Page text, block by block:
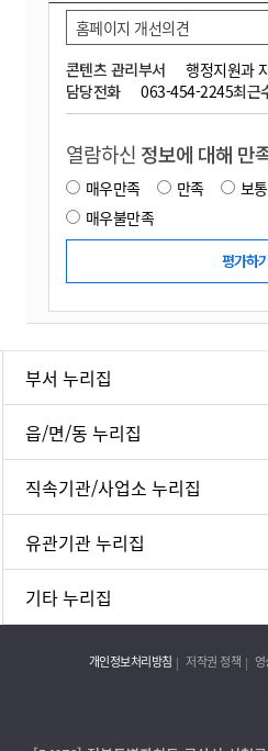
콘텐츠 관리부서
행정지원과
담당전화
063-454-2245최근
홈페이지 개선의견
열람하신 정보에 대해 만
매우만족 만족 보통
매우불만족
부서 누리집
읍/면/동 누리집
직속기관/사업소 누리집
유관기관 누리집
기타 누리집
개인정보처리방침 저작권 정책 영